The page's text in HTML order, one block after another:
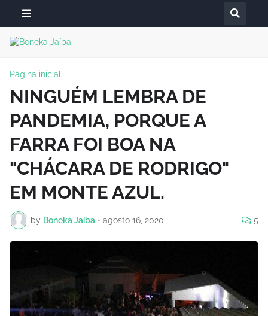
Página inicial
NINGUÉM LEMBRA DE
PANDEMIA, PORQUE A
FARRA FOI BOA NA
"CHÁCARA DE RODRIGO"
EM MONTE AZUL.
by Boneka Jaíba • agosto 16, 2020 5